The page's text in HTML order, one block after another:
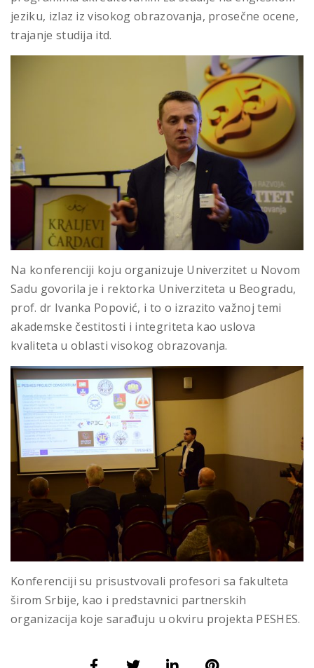
jeziku, izlaz iz visokog obrazovanja, prosečne ocene,
trajanje studija itd.
Na konferenciji koju organizuje Univerzitet u Novom
Sadu govorila je i rektorka Univerziteta u Beogradu,
prof. dr Ivanka Popović, i to o izrazito važnoj temi
akademske čestitosti i integriteta kao uslova
kvaliteta u oblasti visokog obrazovanja.
Konferenciji su prisustvovali profesori sa fakulteta
širom Srbije, kao i predstavnici partnerskih
organizacija koje sarađuju u okviru projekta PESHES.